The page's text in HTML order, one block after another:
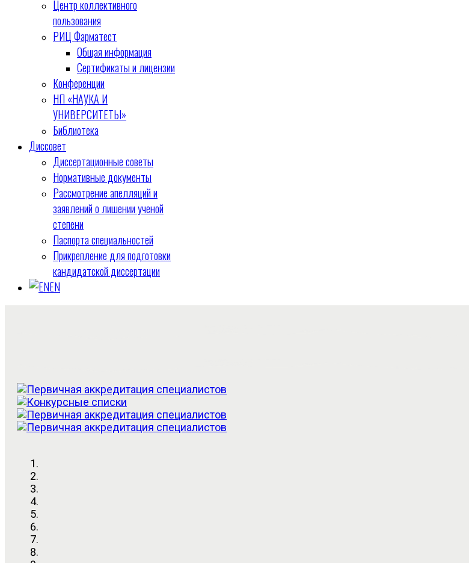
Центр коллективного
пользования
РИЦ Фарматест
Общая информация
Сертификаты и лицензии
Конференции
НП «НАУКА И
УНИВЕРСИТЕТЫ»
Библиотека
Диссовет
Диссертационные советы
Нормативные документы
Рассмотрение апелляций и
заявлений о лишении ученой
степени
Паспорта специальностей
Прикрепление для подготовки
кандидатской диссертации
EN